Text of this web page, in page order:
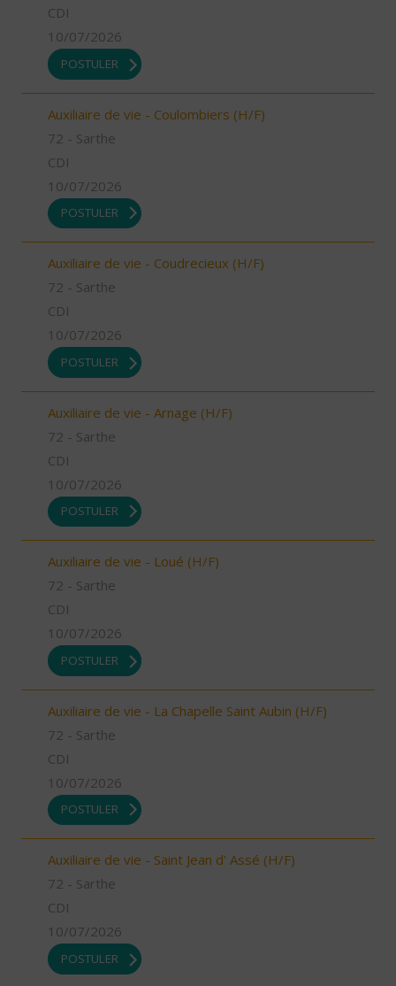
CDI
10/07/2026
POSTULER
Auxiliaire de vie - Coulombiers (H/F)
72 - Sarthe
CDI
10/07/2026
POSTULER
Auxiliaire de vie - Coudrecieux (H/F)
72 - Sarthe
CDI
10/07/2026
POSTULER
Auxiliaire de vie - Arnage (H/F)
72 - Sarthe
CDI
10/07/2026
POSTULER
Auxiliaire de vie - Loué (H/F)
72 - Sarthe
CDI
10/07/2026
POSTULER
Auxiliaire de vie - La Chapelle Saint Aubin (H/F)
72 - Sarthe
CDI
10/07/2026
POSTULER
Auxiliaire de vie - Saint Jean d' Assé (H/F)
72 - Sarthe
CDI
10/07/2026
POSTULER